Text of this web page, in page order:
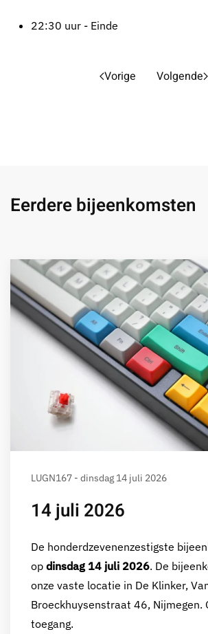
22:30 uur - Einde
Vorige Volgende
Eerdere bijeenkomsten
LUGN167 - dinsdag 14 juli 2026
14 juli 2026
De honderdzevenenzestigste
op dinsdag 14 juli 2026. De
onze vaste locatie in De Klinker,
Broeckhuysenstraat 46, Nijmegen.
toegang.